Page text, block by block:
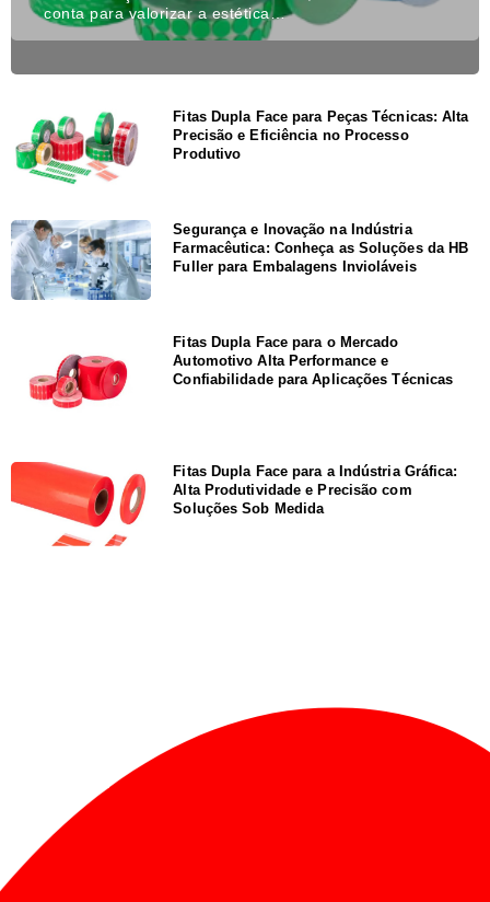
conta para valorizar a estética…
Fitas Dupla Face para Peças Técnicas: Alta
Precisão e Eficiência no Processo
Produtivo
Segurança e Inovação na Indústria
Farmacêutica: Conheça as Soluções da HB
Fuller para Embalagens Invioláveis
Fitas Dupla Face para o Mercado
Automotivo Alta Performance e
Confiabilidade para Aplicações Técnicas
Fitas Dupla Face para a Indústria Gráfica:
Alta Produtividade e Precisão com
Soluções Sob Medida